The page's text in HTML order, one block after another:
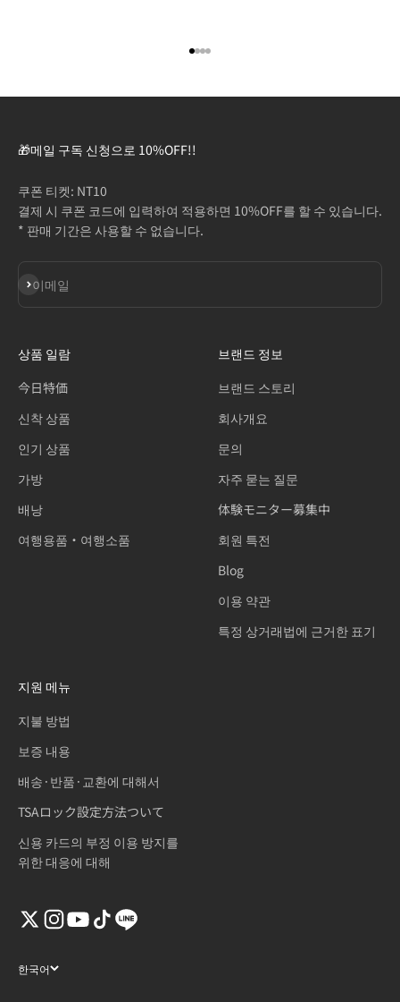
아이템 1(으)로 이동
아이템 2(으)로 이동
아이템 3(으)로 이동
아이템 4(으)로 이동
🎁메일 구독 신청으로 10%OFF!!
쿠폰 티켓: NT10
결제 시 쿠폰 코드에 입력하여 적용하면 10%OFF를 할 수 있습니다.
* 판매 기간은 사용할 수 없습니다.
이메일
구독
상품 일람
今日特価
신착 상품
인기 상품
가방
배낭
여행용품・여행소품
브랜드 정보
브랜드 스토리
회사개요
문의
자주 묻는 질문
体験モニター募集中
회원 특전
Blog
이용 약관
특정 상거래법에 근거한 표기
지원 메뉴
지불 방법
보증 내용
배송·반품·교환에 대해서
TSAロック設定方法ついて
신용 카드의 부정 이용 방지를
위한 대응에 대해
한국어